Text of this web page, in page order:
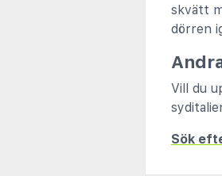
skvätt
dörren
Vill du
Sök